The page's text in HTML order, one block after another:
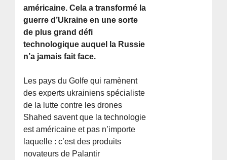
américaine. Cela a transformé la
guerre d’Ukraine en une sorte
de plus grand défi
technologique auquel la Russie
n’a jamais fait face.
Les pays du Golfe qui ramènent
des experts ukrainiens spécialiste
de la lutte contre les drones
Shahed savent que la technologie
est américaine et pas n’importe
laquelle : c’est des produits
novateurs de Palantir